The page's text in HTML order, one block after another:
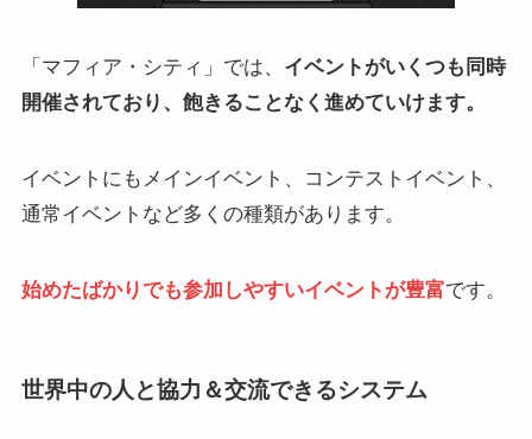
「マフィア・シティ」では、 イベントがいくつも同時
開催されており、飽きることなく進めていけます。
イベントにもメインイベント、コンテストイベント、
通常イベントなど多くの種類があります。
始めたばかりでも参加しやすいイベントが豊富です。
世界中の人と協力＆交流できるシステム